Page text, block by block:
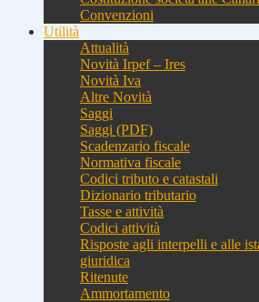
Convenzioni
Utilità
Attualità
Novità Irpef – Ires
Novità Iva
Altre Novità
Saggi
Saggi (PDF)
Scadenzario fiscale
Normativa fiscale
Codici tributo e catastali
Dizionario tributario
Tasse e attività
Codici attività
Risposte agli interpelli e alle
giuridica
Ritenute
Ammortamento